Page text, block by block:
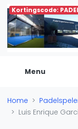
Kortingscode:
Menu
De Padel
Alle padel
Padelwinkels
Organisatie
Banenbouwers
Overige
Home
Luis Enrique